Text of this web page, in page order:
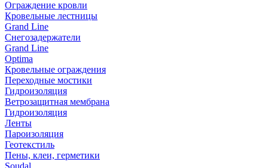
Ограждение кровли
Кровельные лестницы
Grand Line
Снегозадержатели
Grand Line
Optima
Кровельные ограждения
Переходные мостики
Гидроизоляция
Ветрозащитная мембрана
Гидроизоляция
Ленты
Пароизоляция
Геотекстиль
Пены, клеи, герметики
Soudal